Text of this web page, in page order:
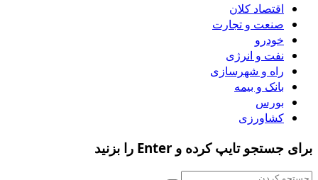
اقتصاد کلان
صنعت و تجارت
خودرو
نفت و انرژی
راه و شهرسازی
بانک و بیمه
بورس
کشاورزی
برای جستجو تایپ کرده و Enter را بزنید